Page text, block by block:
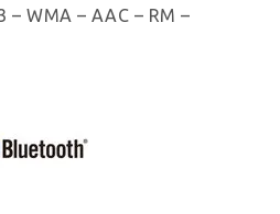
WMA – AAC – RM –